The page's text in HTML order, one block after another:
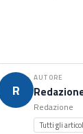
R
AUTORE
Redazione
Tutti gli